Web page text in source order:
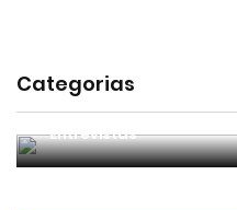
Categorias
Entrevistas